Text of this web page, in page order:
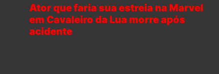
Ator que faria sua estreia na Marvel
em Cavaleiro da Lua morre após
acidente